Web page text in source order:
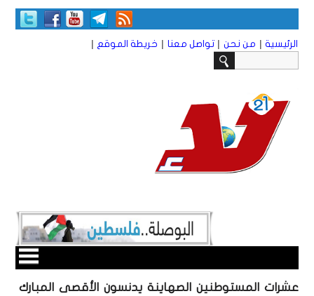
الرئيسية | من نحن | تواصل معنا | خريطة الموقع |
عشرات المستوطنين الصهاينة يدنسون الأقصى المبارك